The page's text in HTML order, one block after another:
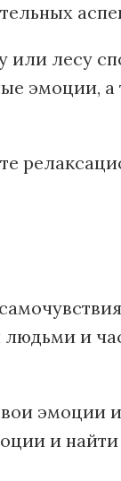
лесу
эмоции,
и
и